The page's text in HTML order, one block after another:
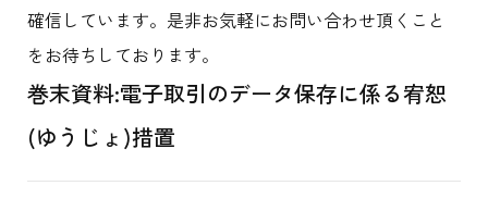
確信しています。是非お気軽にお問い合わせ頂くこと
をお待ちしております。
巻末資料:電子取引のデータ保存に係る宥恕
(ゆうじょ)措置